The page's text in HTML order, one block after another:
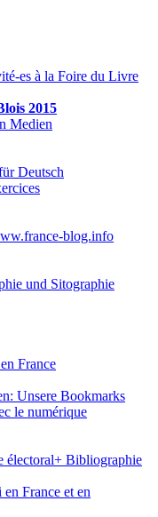
es à la Foire du Livre
2015
Medien
Deutsch
blog.info
und Sitographie
France
Unsere Bookmarks
le numérique
électoral+ Bibliographie
France et en